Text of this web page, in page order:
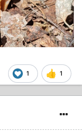
1 1